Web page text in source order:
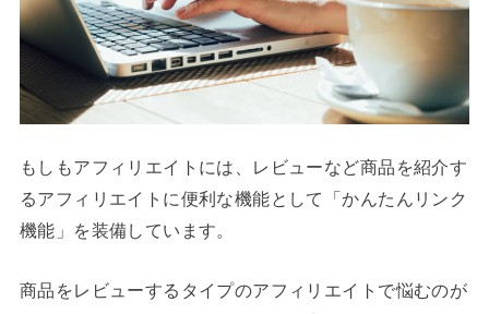
もしもアフィリエイトには、レビューなど商品を紹介す
るアフィリエイトに便利な機能として「かんたんリンク
機能」を装備しています。
商品をレビューするタイプのアフィリエイトで悩むのが